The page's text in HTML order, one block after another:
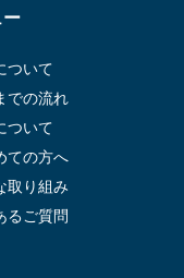
ついて
での流れ
ついて
ての方へ
取り組み
るご質問